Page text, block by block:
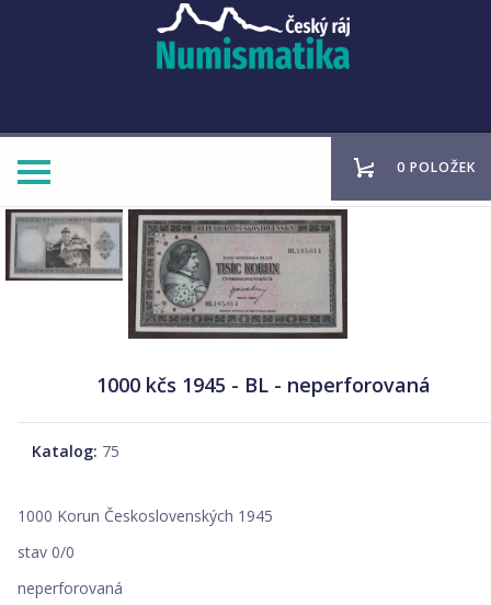
0 POLOŽEK
1000 kčs 1945 - BL - neperforovaná
Katalog: 75
1000 Korun Československých 1945
stav 0/0
neperforovaná